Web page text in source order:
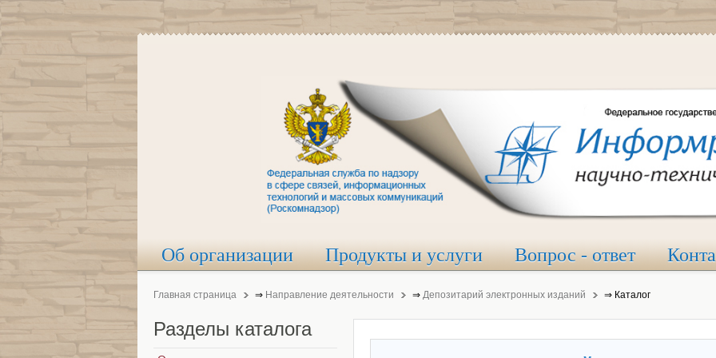
Об организации Продукты и услуги Вопрос - ответ
Главная страница ⇒ Направление деятельности ⇒ Депозитарий электронных изданий ⇒ Каталог
Разделы каталога